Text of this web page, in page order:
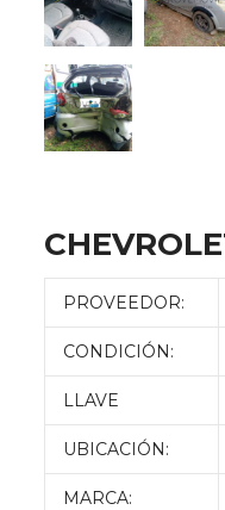
PROVEEDOR:
CONDICIÓN:
LLAVE
UBICACIÓN:
MARCA: